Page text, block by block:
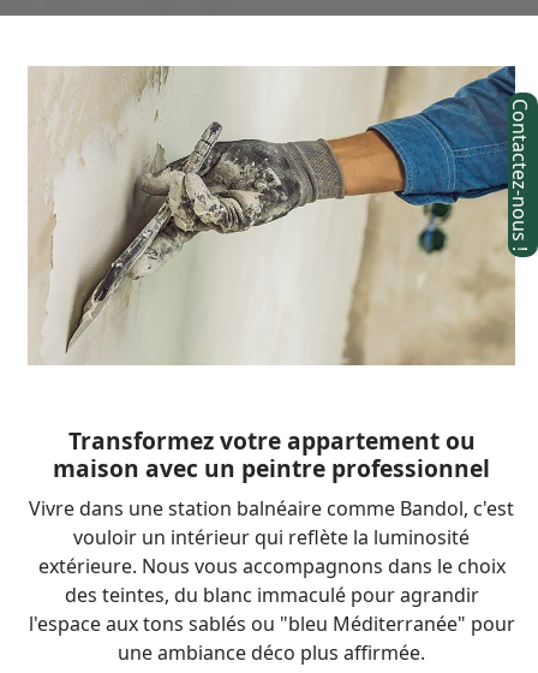
Transformez votre appartement ou
maison avec un peintre professionnel
Vivre dans une station balnéaire comme Bandol, c'est
vouloir un intérieur qui reflète la luminosité
extérieure. Nous vous accompagnons dans le choix
des teintes, du blanc immaculé pour agrandir
l'espace aux tons sablés ou "bleu Méditerranée" pour
une ambiance déco plus affirmée.